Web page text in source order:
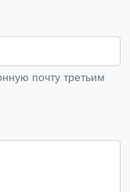
почту третьим